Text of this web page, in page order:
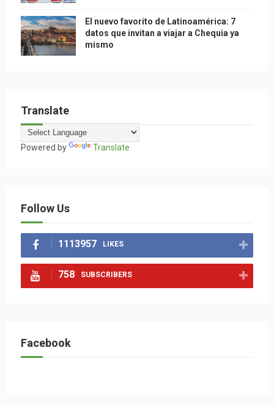
El nuevo favorito de Latinoamérica: 7
datos que invitan a viajar a Chequia ya
mismo
Translate
Powered by Translate
Follow Us
1113957 LIKES
758 SUBSCRIBERS
Facebook